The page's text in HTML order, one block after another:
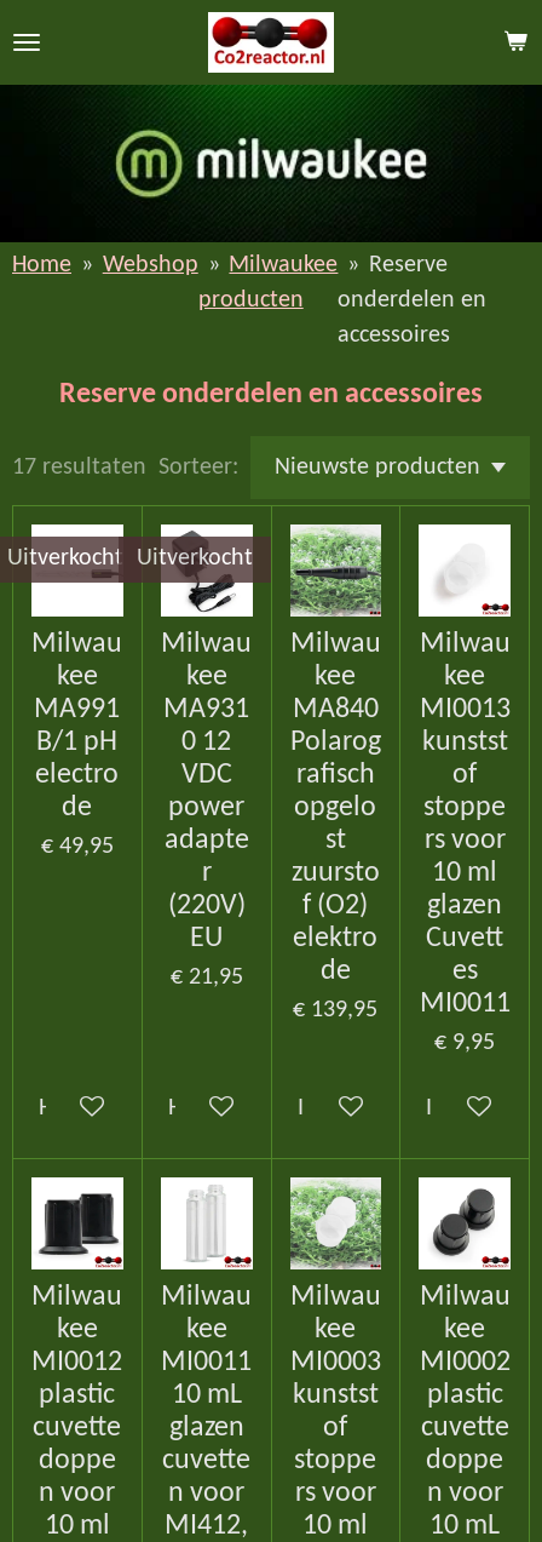
Ga
hoofdinhoud
Home » Webshop » Milwaukee
producten
» Reserve
onderdelen en
accessoires
Reserve onderdelen en accessoires
17 resultaten Sorteer:
Uitverkocht
Milwau
kee
MA991
B/1 pH
electro
de
€ 49,95
Houd mij op de hoogte
Uitverkocht
Milwau
kee
MA931
0 12
VDC
power
adapte
r
(220V)
EU
€ 21,95
Houd mij op de hoogte
Milwau
kee
MA840
Polarog
rafisch
opgelo
st
zuursto
f (O2)
elektro
de
€ 139,95
In winkelwagen
Milwau
kee
MI0013
kunstst
of
stoppe
rs voor
10 ml
glazen
Cuvett
es
MI0011
€ 9,95
In
Milwau
kee
MI0012
plastic
cuvette
doppe
n voor
10 ml
Milwau
kee
MI0011
10 mL
glazen
cuvette
n voor
MI412,
Milwau
kee
MI0003
kunstst
of
stoppe
rs voor
10 ml
Milwau
kee
MI0002
plastic
cuvette
doppe
n voor
10 mL